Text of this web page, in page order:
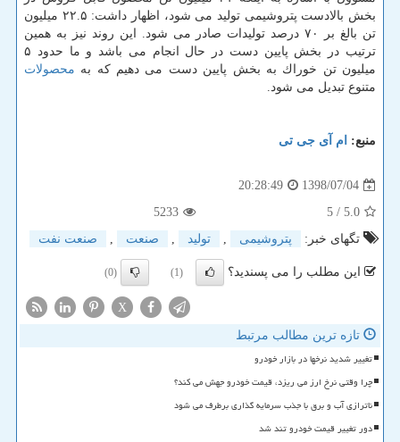
بخش بالادست پتروشیمی تولید می شود، اظهار داشت: ۲۲.۵ میلیون
تن بالغ بر ۷۰ درصد تولیدات صادر می شود. این روند نیز به همین
ترتیب در بخش پایین دست در حال انجام می باشد و ما حدود ۵
میلیون تن خوراك به بخش پایین دست می دهیم كه به محصولات
متنوع تبدیل می شود.
منبع: ام آی جی تی
1398/07/04
20:28:49
5.0
/ 5
5233
تگهای خبر:
پتروشیمی , تولید , صنعت , صنعت نفت
این مطلب را می پسندید؟ (1)
(0)
X
تازه ترین مطالب مرتبط
تغییر شدید نرخها در بازار خودرو
چرا وقتی نرخ ارز می ریزد، قیمت خودرو جهش می کند؟
ناترازی آب و برق با جذب سرمایه گذاری برطرف می شود
دور تغییر قیمت خودرو تند شد